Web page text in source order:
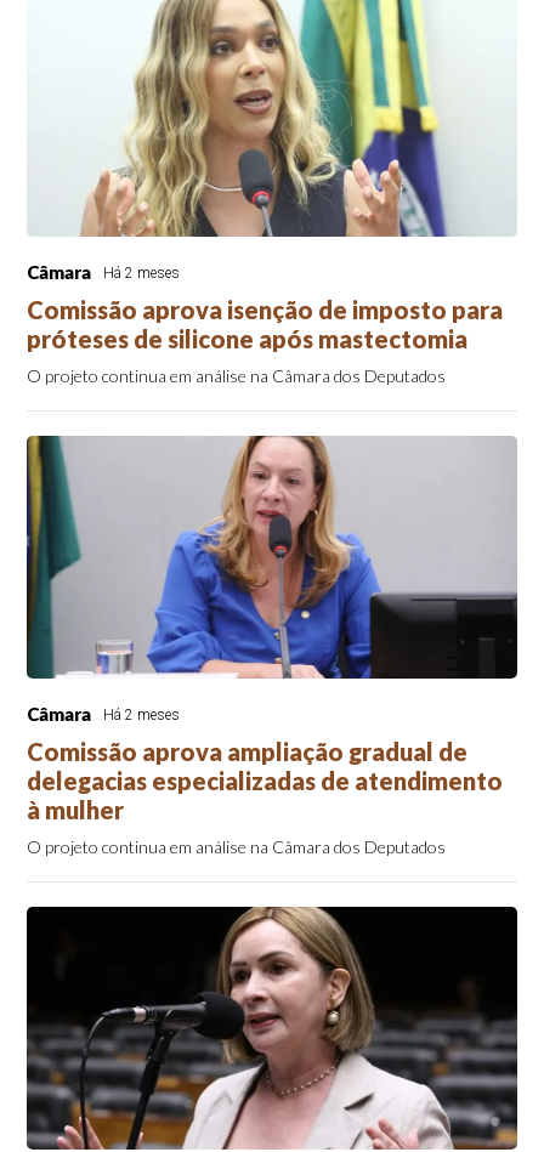
Câmara Há 2 meses
Comissão aprova isenção de imposto para
próteses de silicone após mastectomia
O projeto continua em análise na Câmara dos Deputados
Câmara Há 2 meses
Comissão aprova ampliação gradual de
delegacias especializadas de atendimento
à mulher
O projeto continua em análise na Câmara dos Deputados